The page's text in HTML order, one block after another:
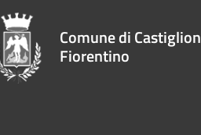
Comune di Castiglion
Fiorentino